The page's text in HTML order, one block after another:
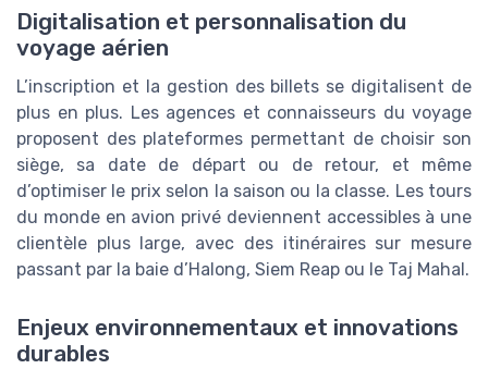
Digitalisation et personnalisation du
voyage aérien
L’inscription et la gestion des billets se digitalisent de
plus en plus. Les agences et connaisseurs du voyage
proposent des plateformes permettant de choisir son
siège, sa date de départ ou de retour, et même
d’optimiser le prix selon la saison ou la classe. Les tours
du monde en avion privé deviennent accessibles à une
clientèle plus large, avec des itinéraires sur mesure
passant par la baie d’Halong, Siem Reap ou le Taj Mahal.
Enjeux environnementaux et innovations
durables